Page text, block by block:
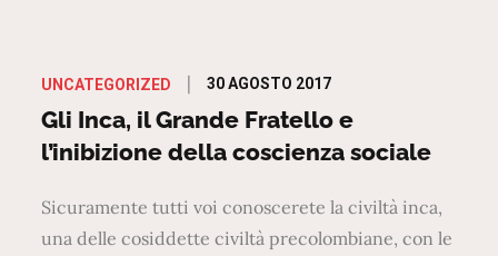
UNCATEGORIZED
Posted
on
30 AGOSTO 2017
Gli Inca, il Grande Fratello e
l’inibizione della coscienza sociale
Sicuramente tutti voi conoscerete la civiltà inca,
una delle cosiddette civiltà precolombiane, con le